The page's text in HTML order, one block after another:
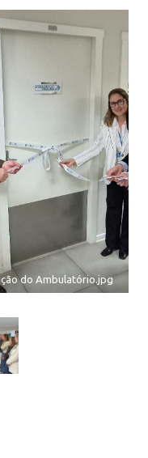
do Ambulatório.jpg